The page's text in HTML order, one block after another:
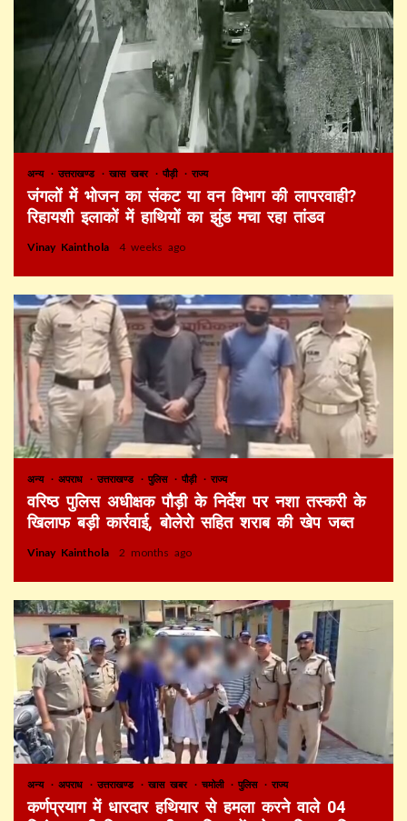
अन्य उत्तराखण्ड खास खबर पौड़ी राज्य
जंगलों में भोजन का संकट या वन विभाग की लापरवाही?
रिहायशी इलाकों में हाथियों का झुंड मचा रहा तांडव
Vinay Kainthola 4 weeks ago
अन्य अपराध उत्तराखण्ड पुलिस पौड़ी राज्य
वरिष्ठ पुलिस अधीक्षक पौड़ी के निर्देश पर नशा तस्करी के
खिलाफ बड़ी कार्रवाई, बोलेरो सहित शराब की खेप जब्त
Vinay Kainthola 2 months ago
अन्य अपराध उत्तराखण्ड खास खबर चमोली पुलिस राज्य
कर्णप्रयाग में धारदार हथियार से हमला करने वाले 04